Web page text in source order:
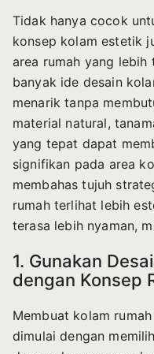
Tidak hanya cocok
konsep kolam estetik
area rumah yang
banyak ide desain
menarik tanpa
material natural,
yang tepat dapat
signifikan pada area
membahas tujuh
rumah terlihat lebih
terasa lebih nyaman,
1. Gunakan
dengan Konsep
Membuat kolam
dimulai dengan